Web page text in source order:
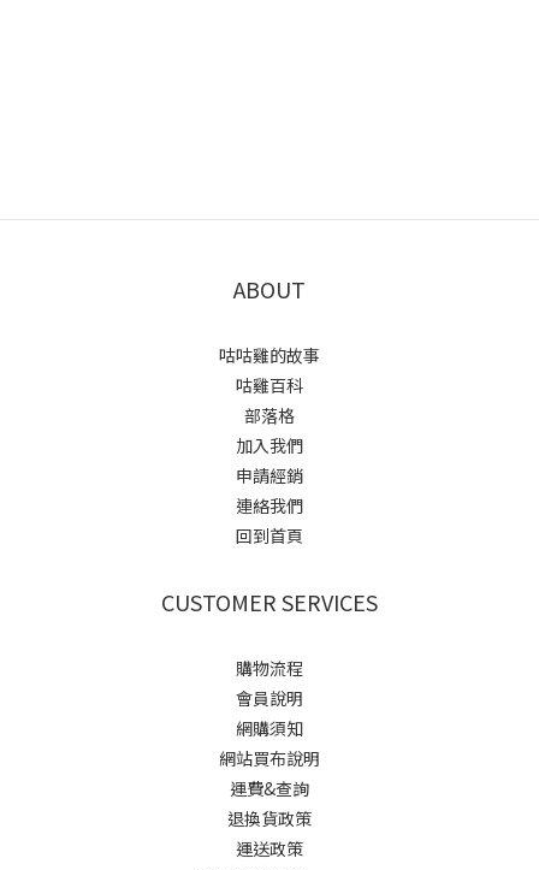
ABOUT
咕咕雞的故事
咕雞百科
部落格
加入我們
申請經銷
連絡我們
回到首頁
CUSTOMER SERVICES
購物流程
會員說明
網購須知
網站買布說明
運費&查詢
退換貨政策
運送政策